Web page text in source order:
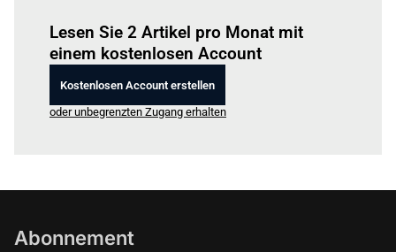
Lesen Sie 2 Artikel pro Monat mit
einem kostenlosen Account
Kostenlosen Account erstellen
oder unbegrenzten Zugang erhalten
Abonnement